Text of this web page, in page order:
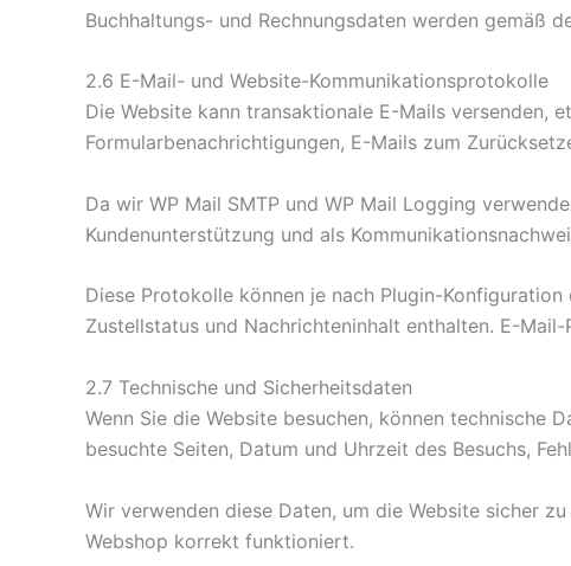
Buchhaltungs- und Rechnungsdaten werden gemäß
2.6 E-Mail- und Website-Kommunikationsprotokolle
Die Website kann transaktionale E-Mails versenden,
Formularbenachrichtigungen, E-Mails zum
Da wir WP Mail SMTP und WP Mail Logging
Kundenunterstützung und als
Diese Protokolle können je nach Plugin-
Zustellstatus und Nachrichteninhalt enthalten. E-
2.7 Technische und Sicherheitsdaten
Wenn Sie die Website besuchen, können technische
besuchte Seiten, Datum und Uhrzeit des Besuchs,
Wir verwenden diese Daten, um die Website sicher
Webshop korrekt funktioniert.